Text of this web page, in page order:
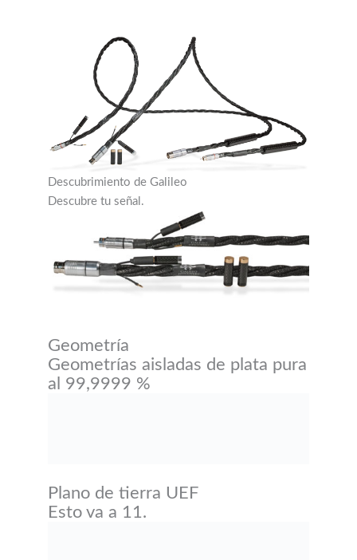
Descubrimiento de Galileo
Descubre tu señal.
Geometría
Geometrías aisladas de plata pura
al 99,9999 %
Plano de tierra UEF
Esto va a 11.